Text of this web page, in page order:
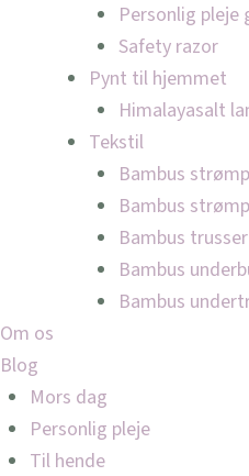
Personlig pleje
Safety razor
Pynt til hjemmet
Himalayasalt
Tekstil
Bambus
Bambus
Bambus
Bambus
Bambus
Om os
Blog
Mors dag
Personlig pleje
Til hende